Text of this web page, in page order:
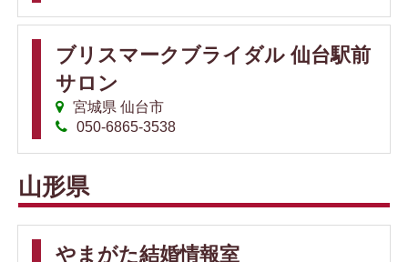
ブリスマークブライダル 仙台駅前
サロン
宮城県 仙台市
050-6865-3538
山形県
やまがた結婚情報室